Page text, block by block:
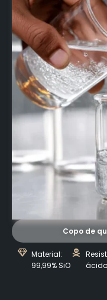
Copo de
Material:
99,99% SiO